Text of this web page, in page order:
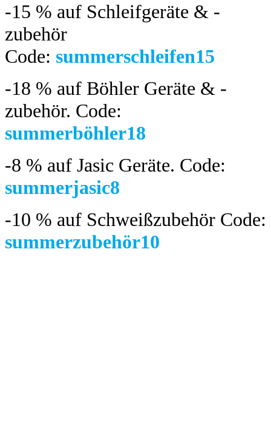
-15 % auf Schleifgeräte & -
zubehör
Code: summerschleifen15
-18 % auf Böhler Geräte & -
zubehör. Code:
summerböhler18
-8 % auf Jasic Geräte. Code:
summerjasic8
-10 % auf Schweißzubehör Code:
summerzubehör10